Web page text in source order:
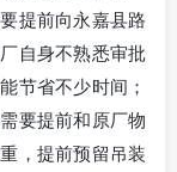
提前向永嘉县路
自身不熟悉审批
节省不少时间；
要提前和原厂物
，提前预留吊装